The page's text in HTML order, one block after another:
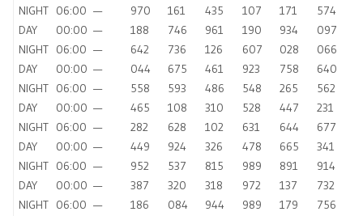
NIGHT 06:00 — 970 161 435 107 171
574
DAY
00:00 — 188 746 961 190 934
097
NIGHT 06:00 — 642 736 126 607 028
066
DAY
00:00 — 044 675 461 923 758
640
NIGHT 06:00 — 558 593 486 548 265
562
DAY
00:00 — 465 108 310 528 447
231
NIGHT 06:00 — 282 628 102 631 644
677
DAY
00:00 — 449 924 326 478 665
341
NIGHT 06:00 — 952 537 815 989 891
914
DAY
00:00 — 387 320 318 972 137
732
NIGHT 06:00 — 186 084 944 989 179
756